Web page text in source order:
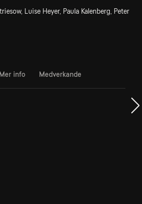
Luise Heyer, Paula Kalenberg, Peter
Mer info Medverkande